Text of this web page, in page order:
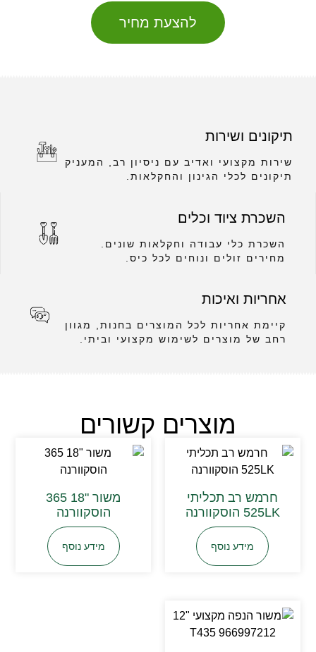
להצעת מחיר
תיקונים ושירות
שירות מקצועי ואדיב עם ניסיון רב, המעניק
תיקונים לכלי הגינון והחקלאות.
השכרת ציוד וכלים
השכרת כלי עבודה וחקלאות שונים.
מחירים זולים ונוחים לכל כיס.
אחריות ואיכות
קיימת אחריות לכל המוצרים בחנות, מגוון
רחב של מוצרים לשימוש מקצועי וביתי.
מוצרים קשורים
חרמש רב תכליתי
525LK הוסקוורנה
מידע נוסף
משור "18 365
הוסקוורנה
מידע נוסף